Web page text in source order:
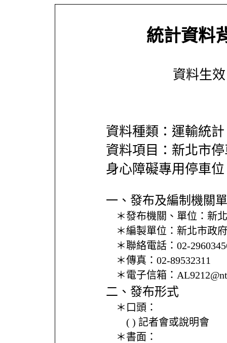
統計資料
資料生
資料種類：運輸統計
資料項目：新北市
身心障礙專用停車位
一、發布及編制機關
＊發布機關、單位： 新
＊編製單位： 新北市政
＊聯絡電話： 02-
＊傳真： 02-89532311
＊電子信箱：
二、發布形式
＊口頭：
( ) 記者會或說明會
＊書面：